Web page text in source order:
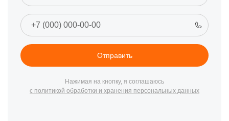
Отправить
Нажимая на кнопку, я соглашаюсь
с политикой обработки и хранения персональных данных